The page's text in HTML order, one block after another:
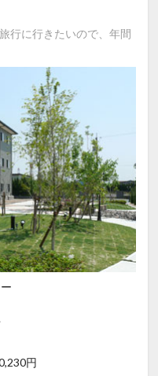
行に行きたいので、年間
円